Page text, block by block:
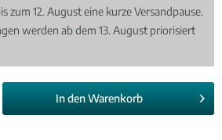
zum 12. August eine kurze Versandpause.
werden ab dem 13. August priorisiert
In denWarenkorb